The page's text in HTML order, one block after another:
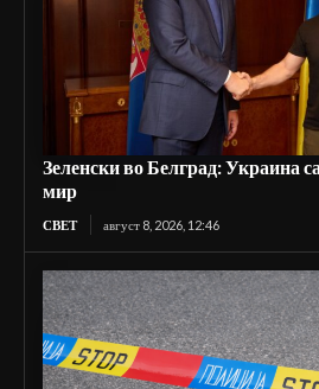
Зеленски во Белград: Украина
мир
СВЕТ август 8, 2026, 12:46